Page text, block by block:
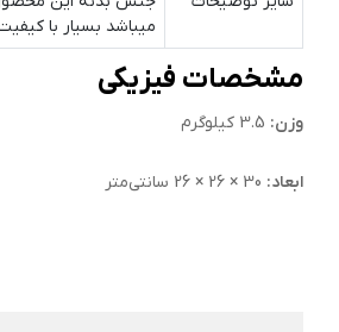
میباشد بسیار با
مشخصات فیزیکی
وزن:
ابعاد: